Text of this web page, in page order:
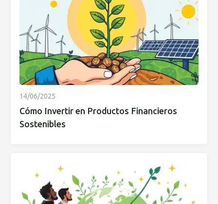
14/06/2025
Cómo Invertir en Productos Financieros
Sostenibles